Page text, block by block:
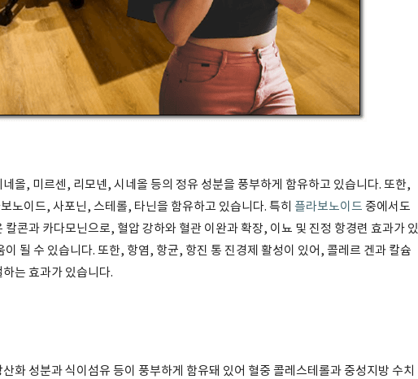
올, 미르센, 리모넨, 시네올 등의 정유 성분을 풍부하게 함유하고 있습니다. 또한,
노이드, 사포닌, 스테롤, 타닌을 함유하고 있습니다. 특히 플라보노이드 중에서도
칼콘과 카다모닌으로, 혈압 강하와 혈관 이완과 확장, 이뇨 및 진정 항경련 효과가 있
이 될 수 있습니다. 또한, 항염, 항균, 항진 통 진경제 활성이 있어, 콜레르 겐과 칼슘
는 효과가 있습니다.
화 성분과 식이섬유 등이 풍부하게 함유돼 있어 혈중 콜레스테롤과 중성지방 수치